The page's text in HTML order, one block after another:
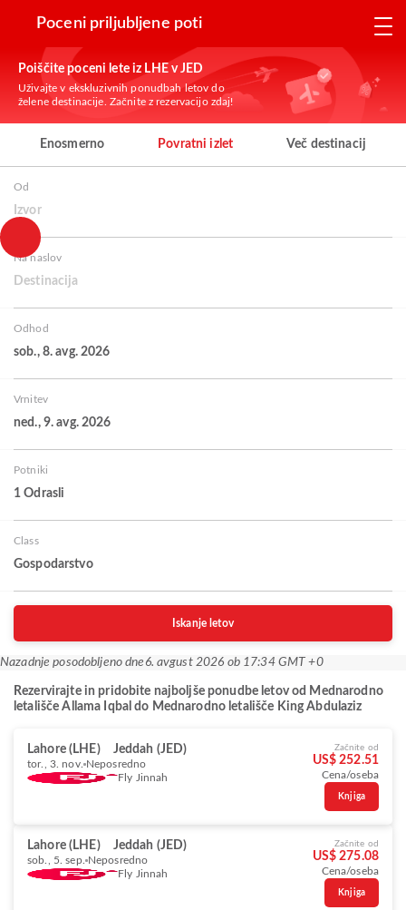
Poceni priljubljene poti
Poiščite poceni lete iz LHE v JED
Uživajte v ekskluzivnih ponudbah letov do
želene destinacije. Začnite z rezervacijo zdaj!
Enosmerno Povratni izlet Več destinacij
Od
Izvor
Na naslov
Destinacija
Odhod
sob., 8. avg. 2026
Vrnitev
ned., 9. avg. 2026
Potniki
1 Odrasli
Class
Gospodarstvo
Iskanje letov
Nazadnje posodobljeno dne 6. avgust 2026 ob 17:34 GMT +0
Rezervirajte in pridobite najboljše ponudbe letov od Mednarodno
letališče Allama Iqbal do Mednarodno letališče King Abdulaziz
Lahore (LHE) Jeddah (JED)
tor., 3. nov. Neposredno
Fly Jinnah
Začnite od
US$ 252.51
Cena/oseba
Knjiga
Lahore (LHE) Jeddah (JED)
sob., 5. sep. Neposredno
Fly Jinnah
Začnite od
US$ 275.08
Cena/oseba
Knjiga